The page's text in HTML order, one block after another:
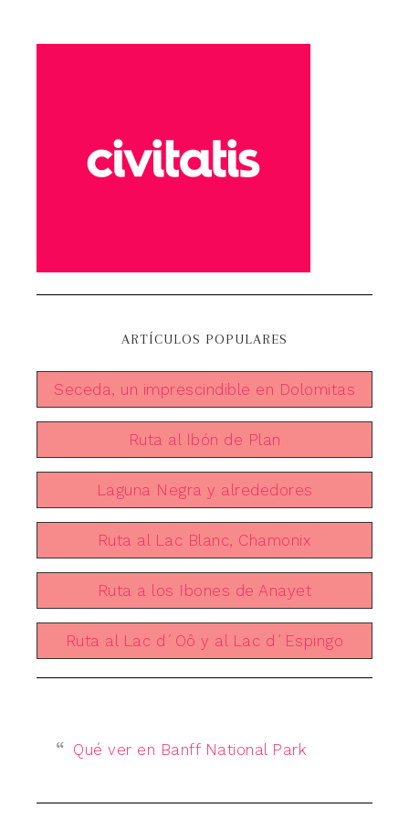
ARTÍCULOS POPULARES
Seceda, un imprescindible en Dolomitas
Ruta al Ibón de Plan
Laguna Negra y alrededores
Ruta al Lac Blanc, Chamonix
Ruta a los Ibones de Anayet
Ruta al Lac d´Oô y al Lac d´Espingo
Qué ver en Banff National Park